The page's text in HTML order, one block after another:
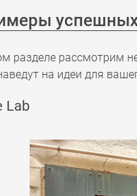
успешных
разделе рассмотрим
на идеи для
Lab